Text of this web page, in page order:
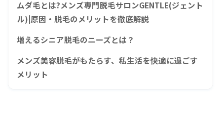
ムダ毛とは?メンズ専門脱毛サロンGENTLE(ジェント
ル)|原因・脱毛のメリットを徹底解説
増えるシニア脱毛のニーズとは？
メンズ美容脱毛がもたらす、私生活を快適に過ごす
メリット